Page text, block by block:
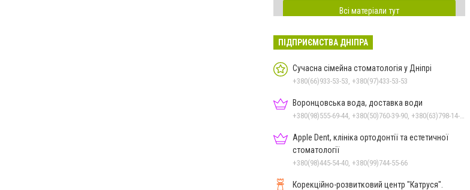
Всі матеріали тут
ПІДПРИЄМСТВА ДНІПРА
Сучасна сімейна стоматологія у Дніпрі
+380(66)933-53-53, +380(97)433-53-53
Воронцовська вода, доставка води
Apple Dent, клініка ортодонтії та естетичної
стоматології
+380(98)445-54-40, +380(99)744-55-66
Корекційно-розвитковий центр "Катруся".